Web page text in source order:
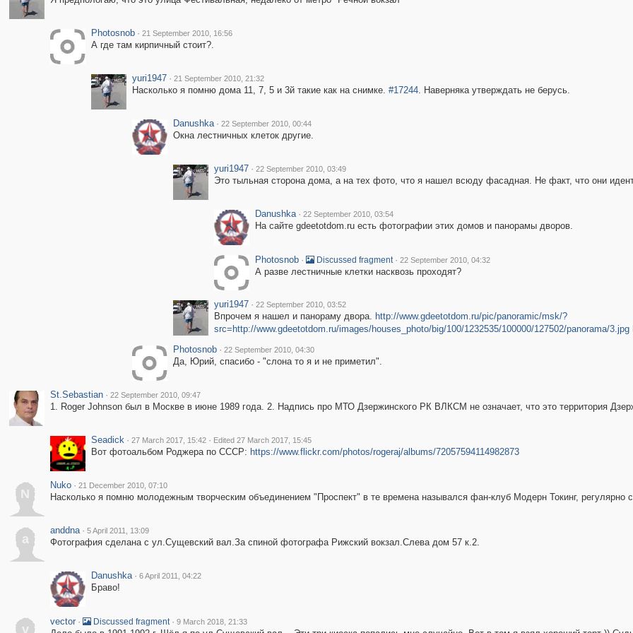
Photosnob · 21 September 2010, 16:56
А где там кирпичный стоит?.
yuri1947 · 21 September 2010, 21:32
Насколько я помню дома 11, 7, 5 и 3й такие как на снимке. #17244. Наверняка утверждать не берусь.
Danushka · 22 September 2010, 00:44
Окна лестничных клеток другие.
yuri1947 · 22 September 2010, 03:49
Это тыльная сторона дома, а на тех фото, что я нашел всюду фасадная. Не факт, что они
Danushka · 22 September 2010, 03:54
На сайте gdeetotdom.ru есть фотографии этих домов и панорамы дворов.
Photosnob · Discussed fragment · 22 September 2010, 04:32
А разве лестничные клетки насквозь проходят?
yuri1947 · 22 September 2010, 03:52
Впрочем я нашел и панораму двора. http://www.gdeetotdom.ru/pic/panoramic/msk/?
src=http://www.gdeetotdom.ru/images/houses_photo/big/100/1232535/100000/127502/panorama/3.jpg
Photosnob · 22 September 2010, 04:30
Да, Юрий, спасибо - "слона то я и не приметил".
St.Sebastian · 22 September 2010, 09:47
1. Roger Johnson был в Москве в июне 1989 года. 2. Надпись про МТО Дзержинского РК ВЛКСМ не означает, что это территория
Seadick · 27 March 2017, 15:42 · Edited 27 March 2017, 15:45
Вот фотоальбом Роджера по СССР: https://www.flickr.com/photos/rogeraj/albums/72057594114982873
N
Nuko · 21 December 2010, 07:10
Насколько я помню молодежным творческим объединением "Проспект" в те времена назывался фан-клуб Модерн Токинг, регулярно
a
anddna · 5 April 2011, 13:09
Фотография сделана с ул.Сущевский вал.За спиной фотографа Рижский вокзал.Слева дом 57 к.2.
Danushka · 6 April 2011, 04:22
Браво!
v
vector · Discussed fragment · 9 March 2018, 21:33